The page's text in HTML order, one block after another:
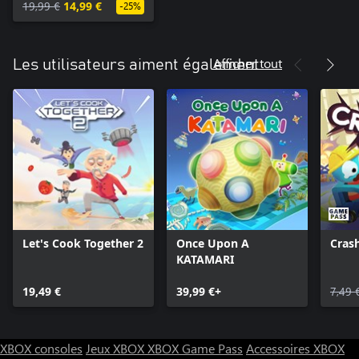
Damacy Series Music
Bundle
19,99 € 14,99 € -25%
Les utilisateurs aiment également
Afficher tout
Let's Cook Together 2
19,49 €
Once Upon A
KATAMARI
39,99 €+ 7,49
XBOX consoles Jeux XBOXXBOX Game Pass Accessoires XBOX